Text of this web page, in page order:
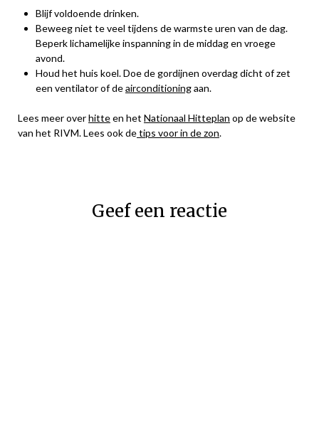
Blijf voldoende drinken.
Beweeg niet te veel tijdens de warmste uren van de dag.
Beperk lichamelijke inspanning in de middag en vroege
avond.
Houd het huis koel. Doe de gordijnen overdag dicht of zet
een ventilator of deairconditioningaan.
Lees meer overhitteen het Nationaal Hitteplan op de website
van het RIVM. Lees ook detips voor in de zon.
Geef een reactie